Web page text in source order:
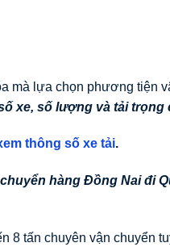
mà lựa chọn phương tiện
xe, số lượng và tải trọng
thông số xe tải.
hàng Đồng Nai đi
8 tấn chuyên vận chuyển